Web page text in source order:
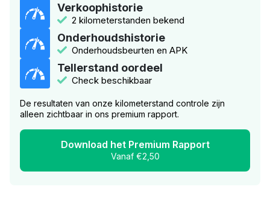
Verkoophistorie
2 kilometerstanden bekend
Onderhoudshistorie
Onderhoudsbeurten en APK
Tellerstand oordeel
Check beschikbaar
De resultaten van onze kilometerstand controle zijn
alleen zichtbaar in ons premium rapport.
Download het Premium Rapport
Vanaf €2,50